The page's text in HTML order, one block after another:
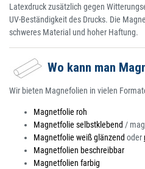
Latexdruck zusätzlich gegen
UV-Beständigkeit des Drucks. Die
schweres Material und hoher Haftung.
Wo kann man
Wir bieten Magnefolien in vielen
Magnetfolie roh
Magnetfolie selbstklebend /
Magnetfolie weiß glänzend oder
Magnetfolien beschreibbar
Magnetfolien farbig